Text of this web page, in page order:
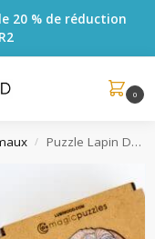
20 % de réduction
0
/ Puzzle Lapin Duveteux